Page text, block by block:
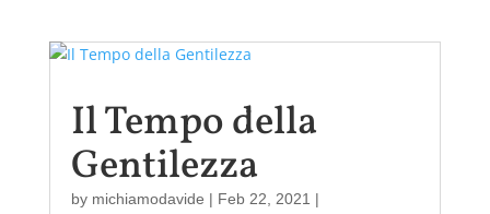
Il Tempo della
Gentilezza
by michiamodavide | Feb 22, 2021 |